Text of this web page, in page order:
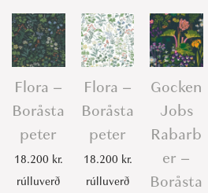
Flora –
Boråsta
peter
18.200 kr.
rúlluverð
Flora –
Boråsta
peter
18.200 kr.
rúlluverð
Gocken
Jobs
Rabarb
er –
Boråsta